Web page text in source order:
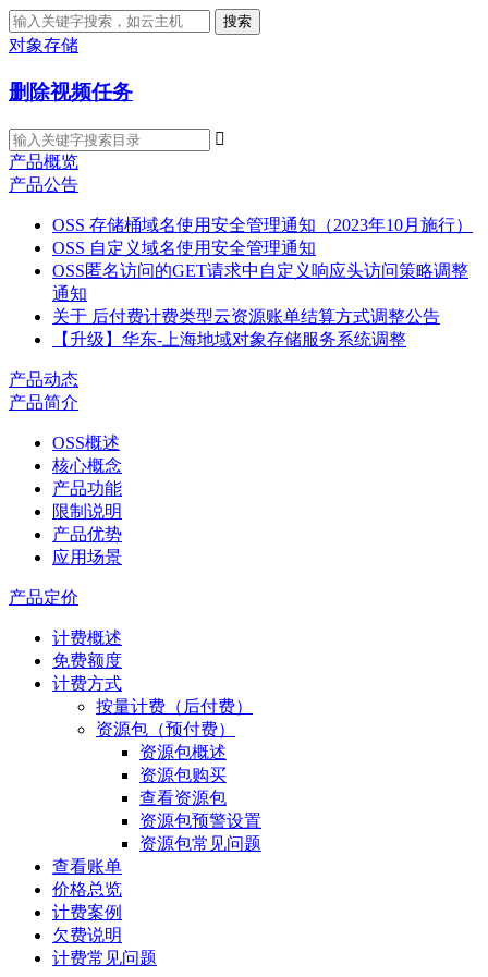
搜索
对象存储
删除视频任务

产品概览
产品公告
OSS 存储桶域名使用安全管理通知（2023年10月施行）
OSS 自定义域名使用安全管理通知
OSS匿名访问的GET请求中自定义响应头访问策略调整
通知
关于 后付费计费类型云资源账单结算方式调整公告
【升级】华东-上海地域对象存储服务系统调整
产品动态
产品简介
OSS概述
核心概念
产品功能
限制说明
产品优势
应用场景
产品定价
计费概述
免费额度
计费方式
按量计费（后付费）
资源包（预付费）
资源包概述
资源包购买
查看资源包
资源包预警设置
资源包常见问题
查看账单
价格总览
计费案例
欠费说明
计费常见问题